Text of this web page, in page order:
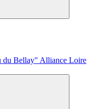
du Bellay" Alliance Loire